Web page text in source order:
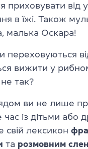
приховувати від
в їжі. Також
малька Оскара!
переховуються
вижити у
так?
ви не лише
із дітьми або
свій лексикон
та розмовним